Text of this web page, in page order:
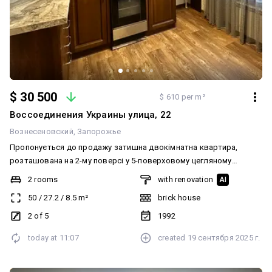
$ 30 500 $ 610 per m²
Воссоединения Украины улица, 22
Вознесеновский Запорожье
Пропонується до продажу затишна двокімнатна квартира,
розташована на 2-му поверсі у 5-поверховому цегляному
будинку 1990-х років побудови (Осбб). Кімнати роздільні, великий
балкон на дві кімнати, санвузол роздільний. Поруч знаходиться
вулиця Перемоги, бульвар Шевченка, все необхідне поруч, тихий
центр. Меблі та техніка залишаються, кондиціонер,
2 rooms
50 / 27.2/8.5m²
2 of 5
with renovation AI
brick house
1992
today at 11:07 created 19 сентября 2025 г.